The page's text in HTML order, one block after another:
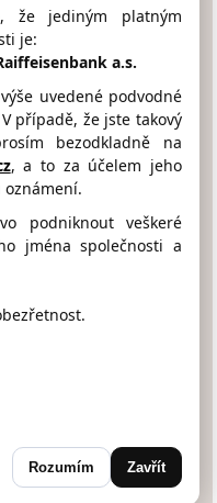
2 Body 3 Body
že jediným platným
je:
a.s.
uvedené podvodné
případě, že jste takový
bezodkladně na
, a to za účelem jeho
podniknout veškeré
jména společnosti a
Rozumím Zavřít